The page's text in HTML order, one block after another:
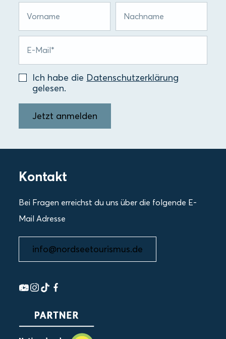
Ich habe die Datenschutzerklärung
gelesen.
Jetzt anmelden
Kontakt
Bei Fragen erreichst du uns über die folgende E-
Mail Adresse
info@nordseetourismus.de